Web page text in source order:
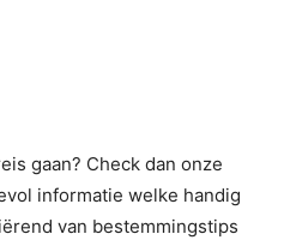
gaan? Check dan onze
informatie welke handig
van bestemmingstips